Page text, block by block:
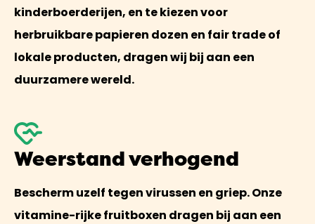
kinderboerderijen, en te kiezen voor
herbruikbare papieren dozen en fair trade of
lokale producten, dragen wij bij aan een
duurzamere wereld.
Weerstand verhogend
Bescherm uzelf tegen virussen en griep. Onze
vitamine-rijke fruitboxen dragen bij aan een